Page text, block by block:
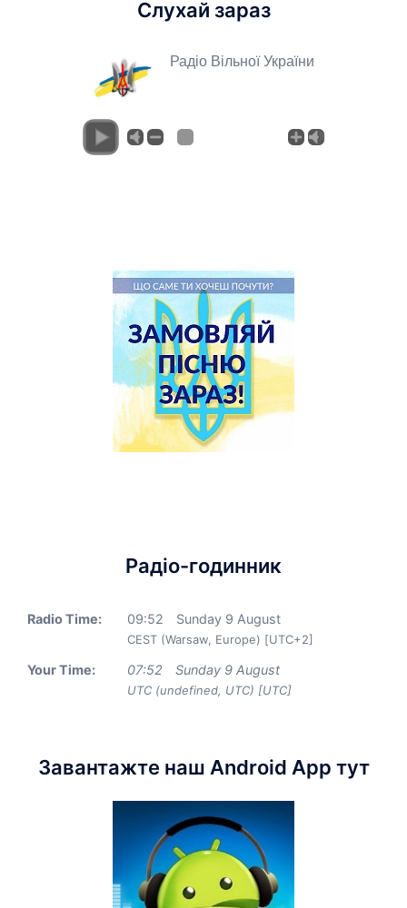
Слухай зараз
Радіо Вільної України
Радіо-годинник
Radio Time: 09:52 Sunday 9 August
CEST (Warsaw, Europe) [UTC+2]
Your Time: 07:52 Sunday 9 August
UTC (undefined, UTC) [UTC]
Завантажте наш Android App тут